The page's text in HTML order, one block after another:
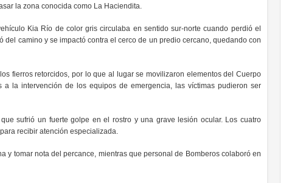
la zona conocida como La Haciendita.
Kia Río de color gris circulaba en sentido sur-norte cuando perdió el
camino y se impactó contra el cerco de un predio cercano, quedando con
fierros retorcidos, por lo que al lugar se movilizaron elementos del Cuerpo
la intervención de los equipos de emergencia, las víctimas pudieron ser
sufrió un fuerte golpe en el rostro y una grave lesión ocular. Los cuatro
recibir atención especializada.
y tomar nota del percance, mientras que personal de Bomberos colaboró en